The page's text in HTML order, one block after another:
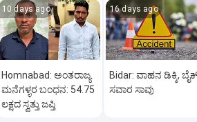
10 days ago
Homnabad: ಅಂತರಾಜ್ಯ
ಮನೆಗಳ್ಳರ ಬಂಧನ: 54.75
ಲಕ್ಷದ ಸ್ವತ್ತು ಜಪ್ತಿ
16 days ago
Bidar: ವಾಹನ ಡಿಕ್ಕಿ,
ಸವಾರ ಸಾವು